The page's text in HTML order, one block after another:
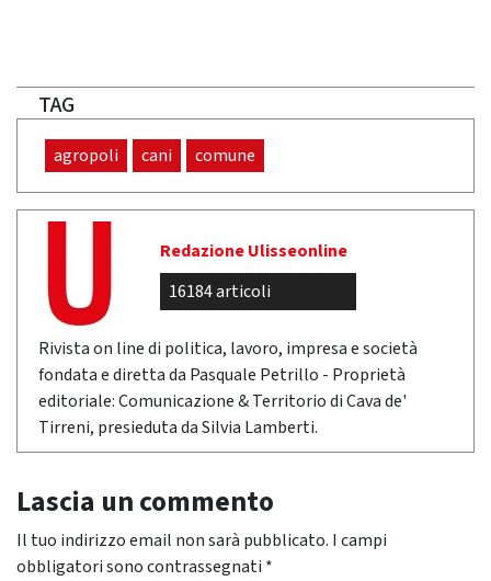
TAG
agropoli cani comune
Redazione Ulisseonline
16184 articoli
Rivista on line di politica, lavoro, impresa e società
fondata e diretta da Pasquale Petrillo - Proprietà
editoriale: Comunicazione & Territorio di Cava de'
Tirreni, presieduta da Silvia Lamberti.
Lascia un commento
Il tuo indirizzo email non sarà pubblicato. I campi
obbligatori sono contrassegnati *